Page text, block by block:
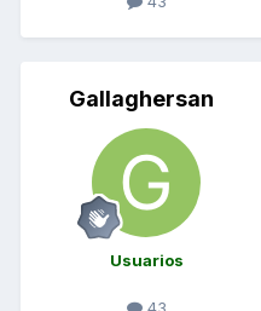
Gallaghersan
Usuarios